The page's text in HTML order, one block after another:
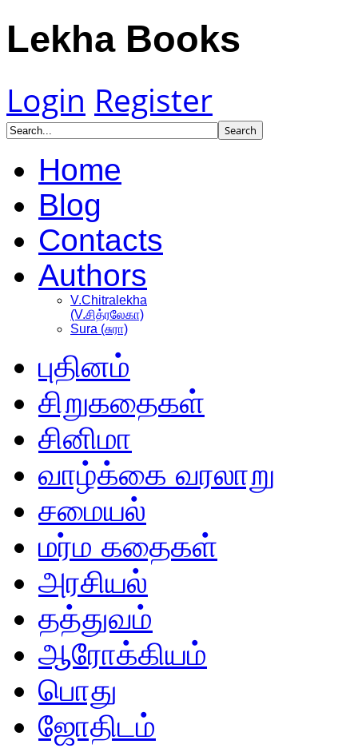
Lekha Books
Login Register
Home
Blog
Contacts
Authors
V.Chitralekha
(V.சித்ரலேகா)
Sura (சுரா)
புதினம்
சிறுகதைகள்
சினிமா
வாழ்க்கை வரலாறு
சமையல்
மர்ம கதைகள்
அரசியல்
தத்துவம்
ஆரோக்கியம்
பொது
ஜோதிடம்